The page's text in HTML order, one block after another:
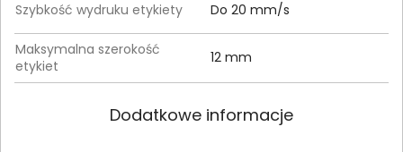
Szybkość wydruku etykiety Do 20 mm/s
Maksymalna szerokość
etykiet
12 mm
Dodatkowe informacje